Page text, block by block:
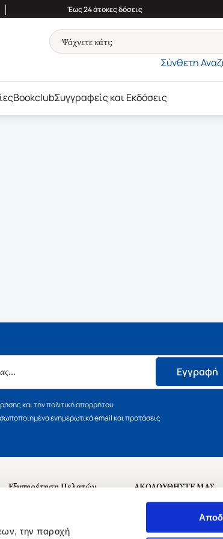
την παροχή
| Έως 24 άτοκες δόσεις
Σύνθετη
BookclubΣυγγραφείς και Εκδόσεις
Εγγραφή
και την πολιτική απορρήτου
ενημερωτικά email και προτάσεις
Εξυπηρέτηση Πελατών
ΑΚΟΛΟΥΘΗΣΤΕ ΜΑΣ